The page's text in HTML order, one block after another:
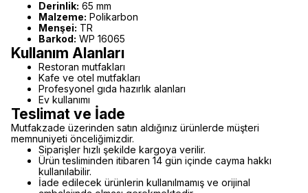
Derinlik: 65 mm
Malzeme: Polikarbon
Menşei: TR
Barkod: WP 16065
Kullanım Alanları
Restoran mutfakları
Kafe ve otel mutfakları
Profesyonel gıda hazırlık alanları
Ev kullanımı
Teslimat ve İade
Mutfakzade üzerinden satın aldığınız ürünlerde müşteri
memnuniyeti önceliğimizdir.
Siparişler hızlı şekilde kargoya verilir.
Ürün tesliminden itibaren 14 gün içinde cayma hakkı
kullanılabilir.
İade edilecek ürünlerin kullanılmamış ve orijinal